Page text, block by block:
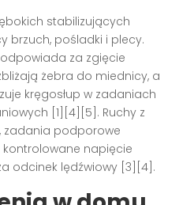
stabilizujących
brzuch, pośladki i plecy.
za zgięcie
żebra do miednicy, a
kręgosłup w zadaniach
[1][4][5]. Ruchy z
zadania podporowe
kontrolowane napięcie
odcinek lędźwiowy [3][4].